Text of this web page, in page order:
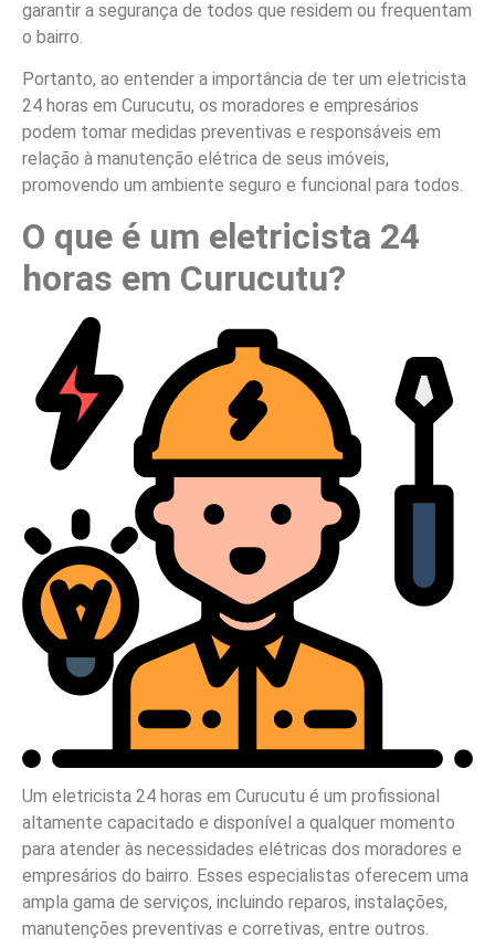
garantir a segurança de todos que residem ou frequentam
o bairro.
Portanto, ao entender a importância de ter um eletricista
24 horas em Curucutu, os moradores e empresários
podem tomar medidas preventivas e responsáveis em
relação à manutenção elétrica de seus imóveis,
promovendo um ambiente seguro e funcional para todos.
O que é um eletricista 24
horas em Curucutu?
Um eletricista 24 horas em Curucutu é um profissional
altamente capacitado e disponível a qualquer momento
para atender às necessidades elétricas dos moradores e
empresários do bairro. Esses especialistas oferecem uma
ampla gama de serviços, incluindo reparos, instalações,
manutenções preventivas e corretivas, entre outros.